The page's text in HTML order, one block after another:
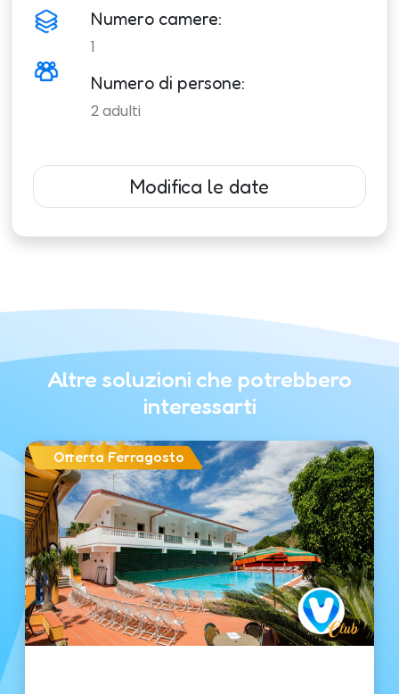
Numero camere:
1
Numero di persone:
2adulti
Modifica le date
Altre soluzioni che potrebbero
interessarti
Offerta Ferragosto